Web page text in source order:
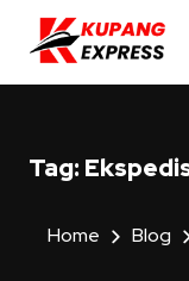
Tag:
Home Blog